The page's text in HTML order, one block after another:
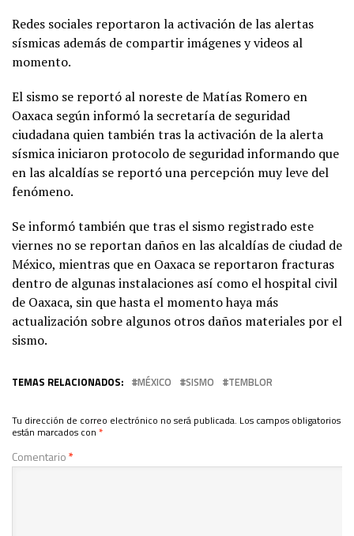
Redes sociales reportaron la activación de las alertas
sísmicas además de compartir imágenes y videos al
momento.
El sismo se reportó al noreste de Matías Romero en
Oaxaca según informó la secretaría de seguridad
ciudadana quien también tras la activación de la alerta
sísmica iniciaron protocolo de seguridad informando que
en las alcaldías se reportó una percepción muy leve del
fenómeno.
Se informó también que tras el sismo registrado este
viernes no se reportan daños en las alcaldías de ciudad de
México, mientras que en Oaxaca se reportaron fracturas
dentro de algunas instalaciones así como el hospital civil
de Oaxaca, sin que hasta el momento haya más
actualización sobre algunos otros daños materiales por el
sismo.
TEMAS RELACIONADOS: MÉXICO SISMO TEMBLOR
Tu dirección de correo electrónico no será publicada. Los campos obligatorios
están marcados con *
Comentario*